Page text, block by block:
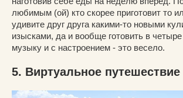
любимым (ой) кто скорее приготовит то
удивите друг друга какими-то новыми
изысками, да и вообще готовить в
музыку и с настроением - это весело.
5. Виртуальное путешествие